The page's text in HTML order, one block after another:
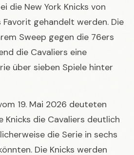
die New York Knicks von
Favorit gehandelt werden. Die
Sweep gegen die 76ers
die Cavaliers eine
über sieben Spiele hinter
19. Mai 2026 deuteten
Knicks die Cavaliers deutlich
die Serie in sechs
Die Knicks werden